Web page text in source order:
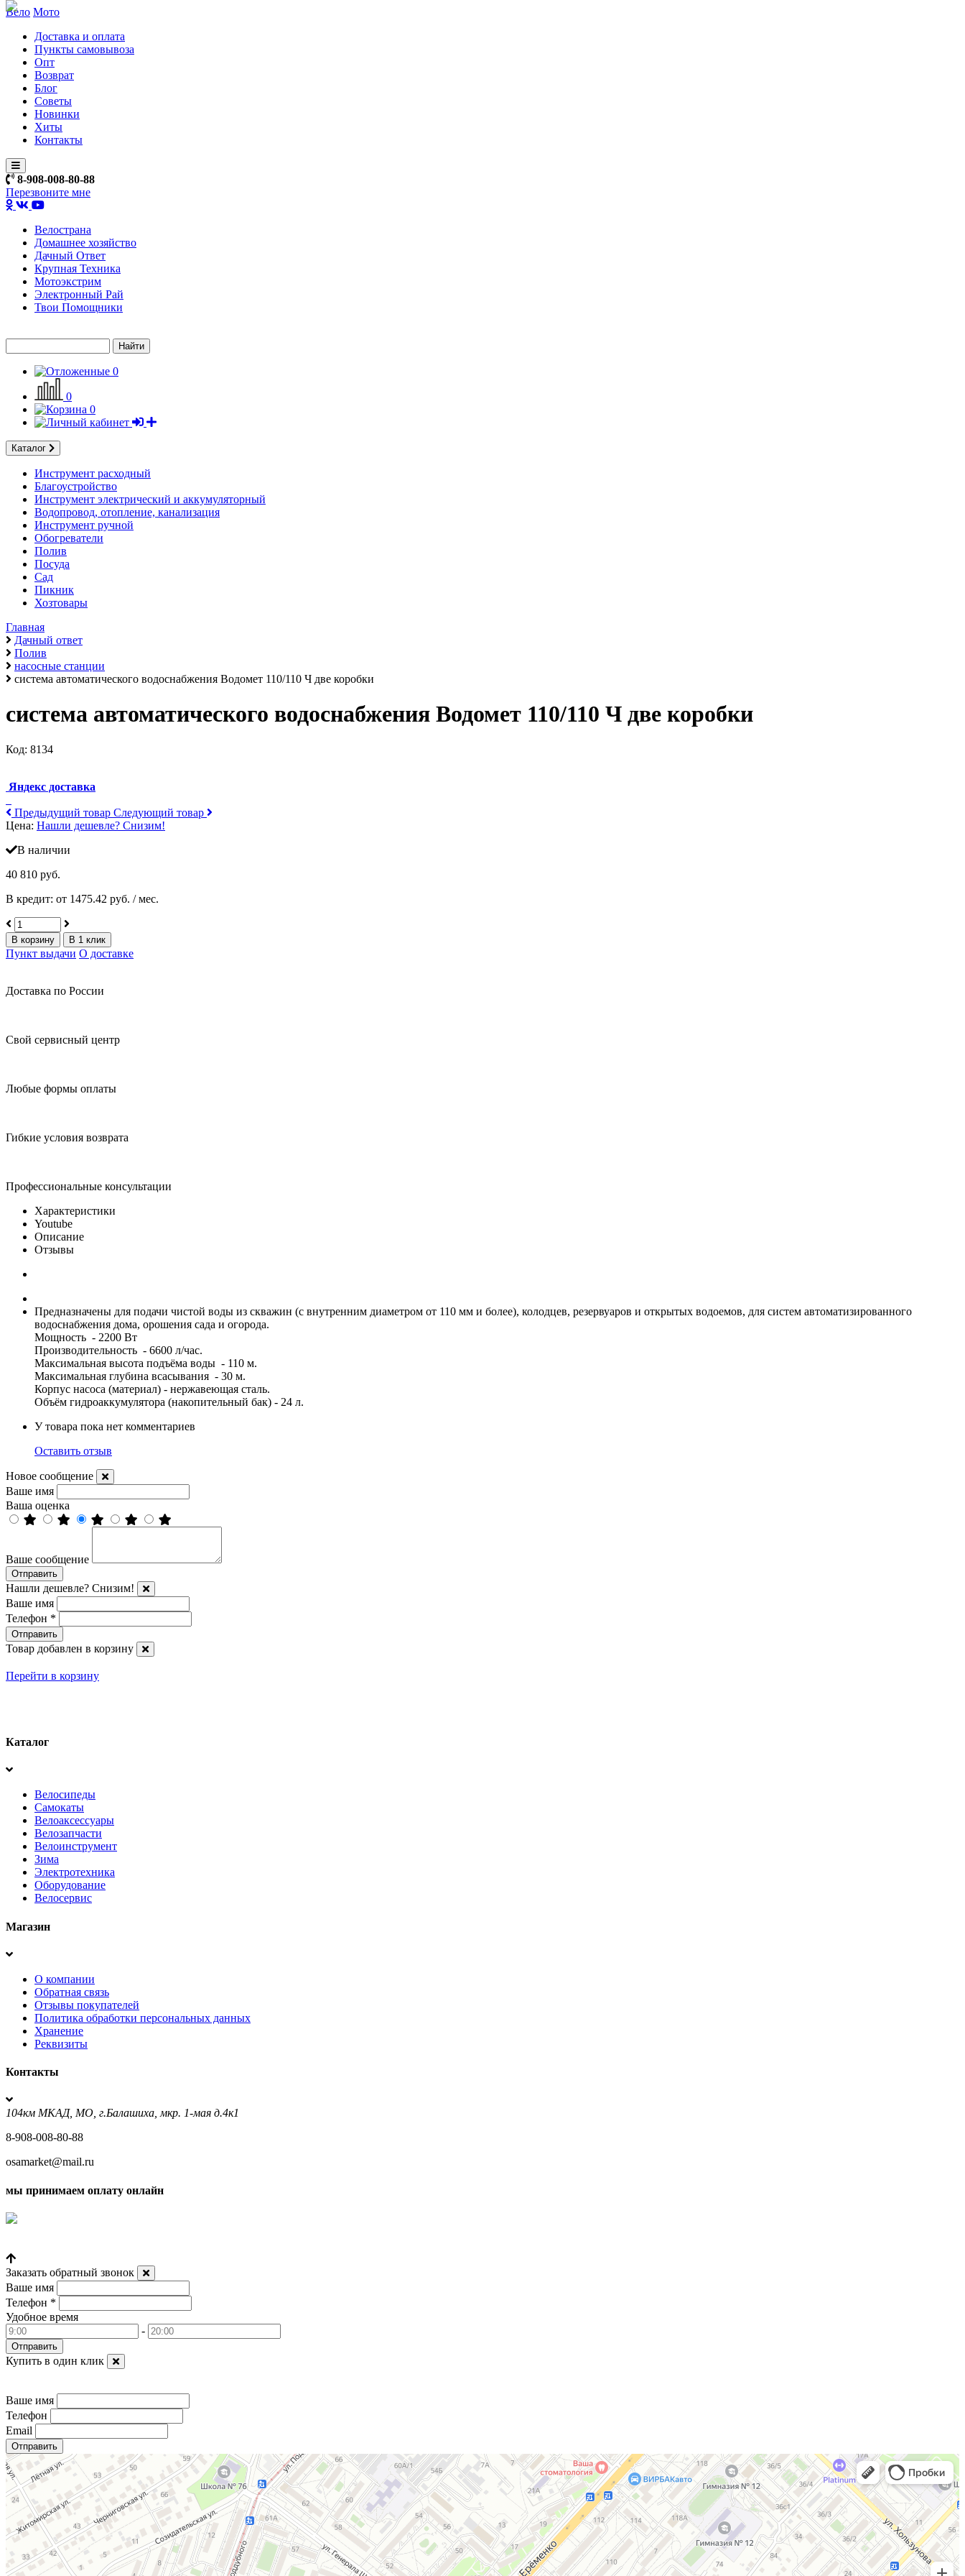
Вело Мото
Доставка и оплата
Пункты самовывоза
Опт
Возврат
Блог
Советы
Новинки
Хиты
Контакты
8-908-008-80-88
Перезвоните мне
Велострана
Домашнее хозяйство
Дачный Ответ
Крупная Техника
Мотоэкстрим
Электронный Рай
Твои Помощники
Найти
0
0
0
Каталог
Инструмент расходный
Благоустройство
Инструмент электрический и аккумуляторный
Водопровод, отопление, канализация
Инструмент ручной
Обогреватели
Полив
Посуда
Сад
Пикник
Хозтовары
Главная
Дачный ответ
Полив
насосные станции
система автоматического водоснабжения Водомет 110/110 Ч две коробки
система автоматического водоснабжения Водомет 110/110 Ч две коробки
Код: 8134
Яндекс доставка
Предыдущий товар Следующий товар
Цена: Нашли дешевле? Снизим!
В наличии
40 810 руб.
В кредит: от 1475.42 руб. / мес.
В корзину В 1 клик
Пункт выдачи О доставке
Доставка по России
Свой сервисный центр
Любые формы оплаты
Гибкие условия возврата
Профессиональные консультации
Характеристики
Youtube
Описание
Отзывы
Предназначены для подачи чистой воды из скважин (с внутренним диаметром от 110 мм и более), колодцев, резервуаров и открытых водоемов, для систем автоматизированного
водоснабжения дома, орошения сада и огорода.
Мощность - 2200 Вт
Производительность - 6600 л/час.
Максимальная высота подъёма воды - 110 м.
Максимальная глубина всасывания - 30 м.
Корпус насоса (материал) - нержавеющая сталь.
Объём гидроаккумулятора (накопительный бак) - 24 л.
У товара пока нет комментариев
Оставить отзыв
Новое сообщение
Ваше имя
Ваша оценка
Ваше сообщение
Нашли дешевле? Снизим!
Ваше имя
Телефон *
Товар добавлен в корзину
Перейти в корзину
Каталог
Велосипеды
Самокаты
Велоаксесcуары
Велозапчасти
Велоинструмент
Зима
Электротехника
Оборудование
Велосервис
Магазин
О компании
Обратная связь
Отзывы покупателей
Политика обработки персональных данных
Хранение
Реквизиты
Контакты
104км МКАД, МО, г.Балашиха, мкр. 1-мая д.4к1
8-908-008-80-88
osamarket@mail.ru
мы принимаем оплату онлайн
Заказать обратный звонок
Ваше имя
Телефон *
Удобное время
-
Купить в один клик
Ваше имя
Телефон
Email